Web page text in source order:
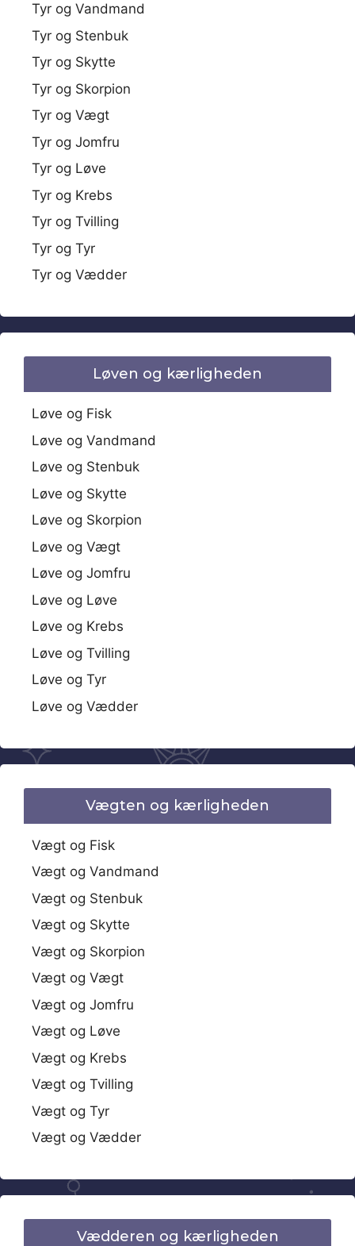
Tyr og Vandmand
Tyr og Stenbuk
Tyr og Skytte
Tyr og Skorpion
Tyr og Vægt
Tyr og Jomfru
Tyr og Løve
Tyr og Krebs
Tyr og Tvilling
Tyr og Tyr
Tyr og Vædder
Løven og kærligheden
Løve og Fisk
Løve og Vandmand
Løve og Stenbuk
Løve og Skytte
Løve og Skorpion
Løve og Vægt
Løve og Jomfru
Løve og Løve
Løve og Krebs
Løve og Tvilling
Løve og Tyr
Løve og Vædder
Vægten og kærligheden
Vægt og Fisk
Vægt og Vandmand
Vægt og Stenbuk
Vægt og Skytte
Vægt og Skorpion
Vægt og Vægt
Vægt og Jomfru
Vægt og Løve
Vægt og Krebs
Vægt og Tvilling
Vægt og Tyr
Vægt og Vædder
Vædderen og kærligheden